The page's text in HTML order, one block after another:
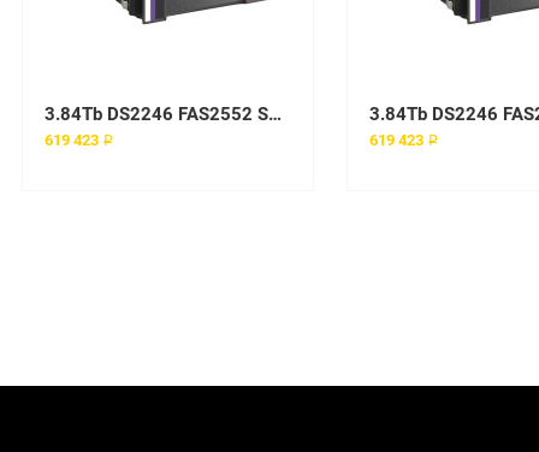
3.84Tb DS2246 FAS2552 SSD Hard Drive
619 423 ₽ 619 423 ₽